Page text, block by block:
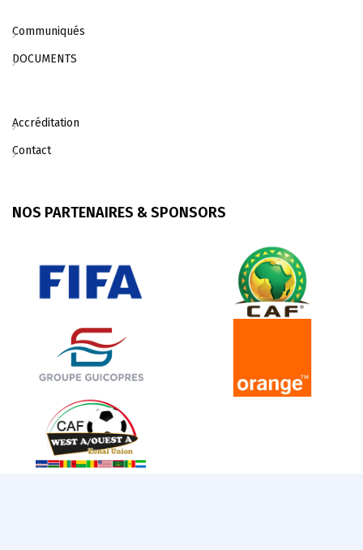
Communiqués
DOCUMENTS
Accréditation
Contact
NOS PARTENAIRES & SPONSORS